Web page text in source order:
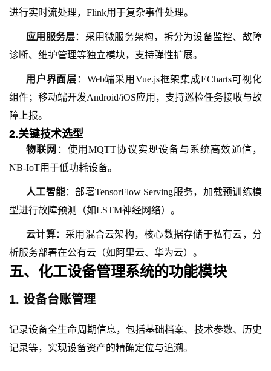
进行实时流处理，Flink用于复杂事件处理。
应用服务层：采用微服务架构，拆分为设备监控、故障
诊断、维护管理等独立模块，支持弹性扩展。
用户界面层 ： Web端采用Vue.js框架集成ECharts可视化
组件；移动端开发Android/iOS应用，支持巡检任务接收与故
障上报。
2.关键技术选型
物联网 ：使用MQTT协议实现设备与系统高效通信，
NB-IoT用于低功耗设备。
人工智能：部署TensorFlow Serving服务，加载预训练模
型进行故障预测（如LSTM神经网络）。
云计算：采用混合云架构，核心数据存储于私有云，分
析服务部署在公有云（如阿里云、华为云）。
五、 化工设备管理系统的功能模块
1. 设备台账管理
记录设备全生命周期信息，包括基础档案、技术参数、历史
记录等，实现设备资产的精确定位与追溯。